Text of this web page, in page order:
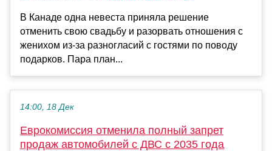
В Канаде одна невеста приняла решение
отменить свою свадьбу и разорвать отношения с
женихом из-за разногласий с гостями по поводу
подарков. Пара план...
14:00, 18 Дек
Еврокомиссия отменила полный запрет
продаж автомобилей с ДВС с 2035 года